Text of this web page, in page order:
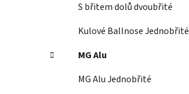
S břitem dolů dvoubřité
Kulové Ballnose Jednobřité
MG Alu
MG Alu Jednobřité